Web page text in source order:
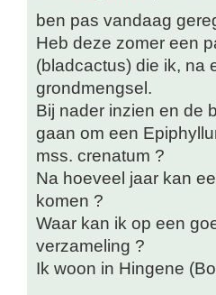
ben pas vandaag
Heb deze zomer een
(bladcactus) die ik, na
grondmengsel.
Bij nader inzien en de
gaan om een
mss. crenatum ?
Na hoeveel jaar kan
komen ?
Waar kan ik op een
verzameling ?
Ik woon in Hingene